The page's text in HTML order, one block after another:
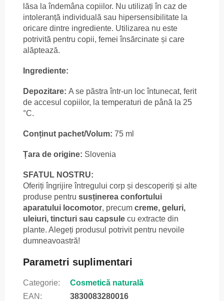
lăsa la îndemâna copiilor. Nu utilizați în caz de
intoleranță individuală sau hipersensibilitate la
oricare dintre ingrediente. Utilizarea nu este
potrivită pentru copii, femei însărcinate și care
alăptează.
Ingrediente:
Depozitare: A se păstra într-un loc întunecat, ferit
de accesul copiilor, la temperaturi de până la 25
°C.
Conținut pachet/Volum: 75 ml
Țara de origine: Slovenia
SFATUL NOSTRU:
Oferiți îngrijire întregului corp și descoperiți și alte
produse pentru susținerea confortului
aparatului locomotor, precum creme, geluri,
uleiuri, tincturi sau capsule cu extracte din
plante. Alegeți produsul potrivit pentru nevoile
dumneavoastră!
Parametri suplimentari
Categorie:
Cosmetică naturală
EAN : 3830083280016